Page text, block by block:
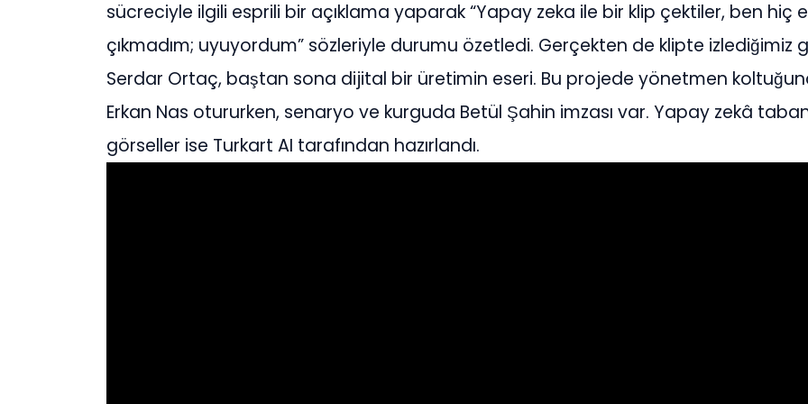
sücreciyle ilgili esprili bir açıklama yaparak “Yapay zeka ile bir klip çektiler, ben hiç
çıkmadım; uyuyordum” sözleriyle durumu özetledi. Gerçekten de klipte izlediğimiz
Serdar Ortaç, baştan sona dijital bir üretimin eseri. Bu projede yönetmen
Erkan Nas otururken, senaryo ve kurguda Betül Şahin imzası var. Yapay zekâ
görseller ise Turkart AI tarafından hazırlandı.